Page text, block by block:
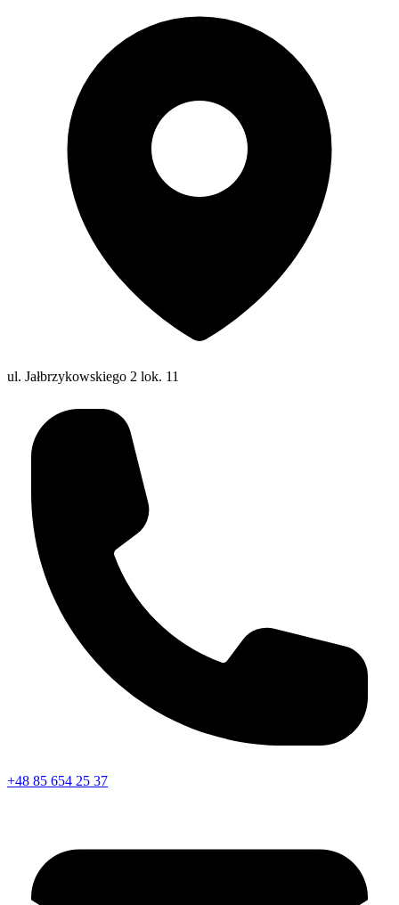
ul. Jałbrzykowskiego 2 lok. 11
+48 85 654 25 37